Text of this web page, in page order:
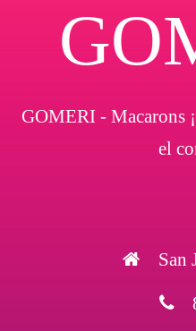
GOMERI - Macarons
el
San